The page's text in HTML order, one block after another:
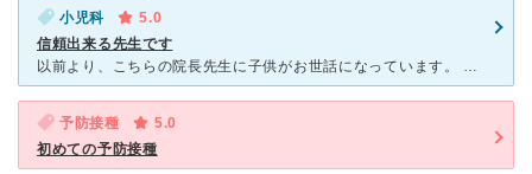
小児科
5.0
信頼出来る先生です
以前より、こちらの院長先生に子供がお世話になっています。 この度、院長先生が開業されたとの事で私の自宅からは少し遠くなりましたが、それでも通いたい、子も親も安心出来るとても優しい先生です。 お話し
予防接種
5.0
初めての予防接種